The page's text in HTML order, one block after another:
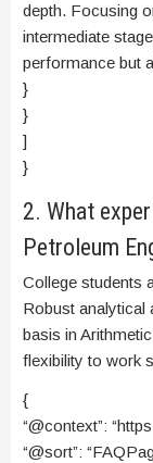
depth. Focusing
intermediate
performance but
}
}
]
}
2. What
Petroleum
College students
Robust analytical
basis in
flexibility to work
{
“@context”:
“@sort”: